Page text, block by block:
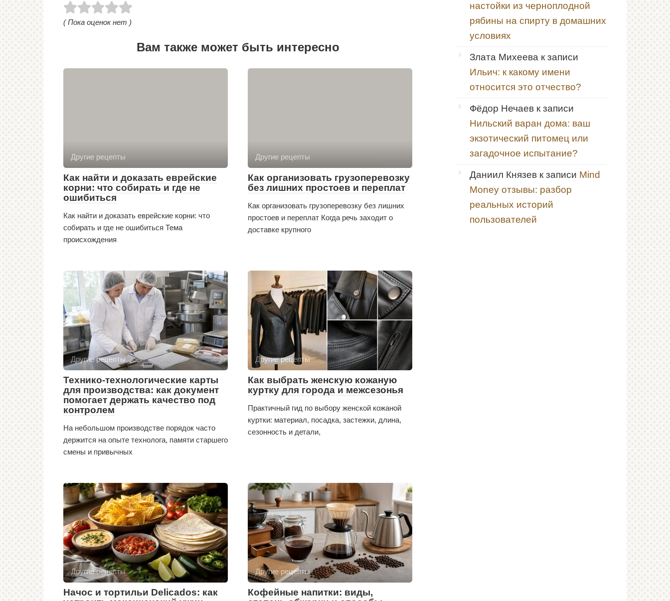
( Пока оценок нет )
Вам также может быть интересно
Другие рецепты
Как найти и доказать еврейские
корни: что собирать и где не
ошибиться
Как найти и доказать еврейские корни: что
собирать и где не ошибиться Тема
происхождения
Другие рецепты
Как организовать грузоперевозку
без лишних простоев и переплат
Как организовать грузоперевозку без лишних
простоев и переплат Когда речь заходит о
доставке крупного
Другие рецепты
Технико-технологические карты
для производства: как документ
помогает держать качество под
контролем
На небольшом производстве порядок часто
держится на опыте технолога, памяти старшего
смены и привычных
Другие рецепты
Как выбрать женскую кожаную
куртку для города и межсезонья
Практичный гид по выбору женской кожаной
куртки: материал, посадка, застежки, длина,
сезонность и детали,
Другие рецепты
Начос и тортильи Delicados: как
Другие рецепты
Кофейные напитки: виды,
настойки из черноплодной
рябины на спирту в домашних
условиях
Злата Михеева к записи
Ильич: к какому имени
относится это отчество?
Фёдор Нечаев к записи
Нильский варан дома: ваш
экзотический питомец или
загадочное испытание?
Даниил Князев к записи Mind
Money отзывы: разбор
реальных историй
пользователей